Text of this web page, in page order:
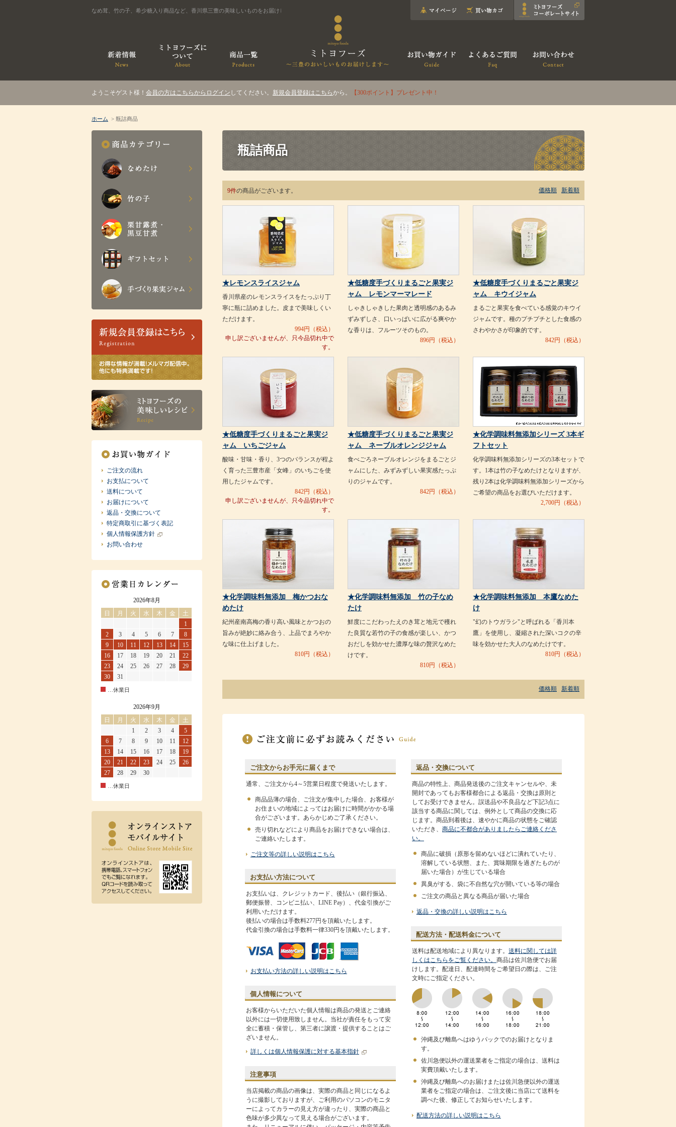
なめ茸、竹の子、希少糖入り商品など、香川県三豊の美味しいものをお届けします
ようこそゲスト様！ 会員の方はこちらからログイン してください。 新規会員登録はこちらから。 【300ポイント】プレゼント中！
ホーム > 瓶詰商品
ご注文の流れ
お支払について
送料について
お届けについて
返品・交換について
特定商取引に基づく表記
個人情報保護方針
お問い合わせ
2026年8月
日
月 火 水 木 金
土
1
2
3 4 5 6 7
8
9
10 11 12 13 14
15
16
17 18 19 20 21
22
23
24 25 26 27 28
29
30
31
…休業日
2026年9月
日
月 火 水 木 金
土
1
2 3 4
5
6
7 8 9 10 11
12
13
14 15 16 17 18
19
20
21 22 23 24 25
26
27
28 29 30
…休業日
瓶詰商品
9件の商品がございます。 価格順 新着順
★レモンスライスジャム
香川県産のレモンスライスをたっぷり丁
寧に瓶に詰めました。皮まで美味しくい
ただけます。
994円（税込）
申し訳ございませんが、只今品切れ中で
す。
★低糖度手づくりまるごと果実ジ
ャム レモンマーマレード
しゃきしゃきした果肉と透明感のあるみ
ずみずしさ、口いっぱいに広がる爽やか
な香りは、フルーツそのもの。
896円（税込）
★低糖度手づくりまるごと果実ジ
ャム キウイジャム
まるごと果実を食べている感覚のキウイ
ジャムです。種のプチプチとした食感の
さわやかさが印象的です。
842円（税込）
★低糖度手づくりまるごと果実ジ
ャム いちごジャム
酸味・甘味・香り、3つのバランスが程よ
く育った三豊市産「女峰」のいちごを使
用したジャムです。
842円（税込）
申し訳ございませんが、只今品切れ中で
す。
★低糖度手づくりまるごと果実ジ
ャム ネーブルオレンジジャム
食べごろネーブルオレンジをまるごとジ
ャムにした、みずみずしい果実感たっぷ
りのジャムです。
842円（税込）
★化学調味料無添加シリーズ 3本ギ
フトセット
化学調味料無添加シリーズの3本セットで
す。1本は竹の子なめたけとなりますが、
残り2本は化学調味料無添加シリーズから
ご希望の商品をお選びいただけます。
2,700円（税込）
★化学調味料無添加 梅かつおな
めたけ
紀州産南高梅の香り高い風味とかつおの
旨みが絶妙に絡み合う、上品でまろやか
な味に仕上げました。
810円（税込）
★化学調味料無添加 竹の子なめ
たけ
鮮度にこだわったえのき茸と地元で穫れ
た良質な若竹の子の食感が楽しい、かつ
おだしを効かせた濃厚な味の贅沢なめた
けです。
810円（税込）
★化学調味料無添加 本鷹なめた
け
"幻のトウガラシ"と呼ばれる「香川本
鷹」を使用し、凝縮された深いコクの辛
味を効かせた大人のなめたけです。
810円（税込）
価格順 新着順
ご注文からお手元に届くまで
通常、ご注文から4～5営業日程度で発送いたします。
商品品薄の場合、ご注文が集中した場合、お客様が
お住まいの地域によってはお届けに時間がかかる場
合がございます。あらかじめご了承ください。
売り切れなどにより商品をお届けできない場合は、
ご連絡いたします。
ご注文等の詳しい説明はこちら
お支払い方法について
お支払いは、クレジットカード、後払い（銀行振込、
郵便振替、コンビニ払い、LINE Pay）、代金引換がご
利用いただけます。
後払いの場合は手数料277円を頂戴いたします。
代金引換の場合は手数料一律330円を頂戴いたします。
お支払い方法の詳しい説明はこちら
個人情報について
お客様からいただいた個人情報は商品の発送とご連絡
以外には一切使用致しません。当社が責任をもって安
全に蓄積・保管し、第三者に譲渡・提供することはご
ざいません。
詳しくは個人情報保護に対する基本指針
注意事項
当店掲載の商品の画像は、実際の商品と同じになるよ
うに撮影しておりますが、ご利用のパソコンのモニタ
ーによってカラーの見え方が違ったり、実際の商品と
色味が多少異なって見える場合がございます。
返品・交換について
商品の特性上、商品発送後のご注文キャンセルや、未
開封であってもお客様都合による返品・交換は原則と
してお受けできません。誤送品や不良品など下記3点に
該当する商品に関しては、例外として商品の交換に応
じます。商品到着後は、速やかに商品の状態をご確認
いただき、 商品に不都合がありましたらご連絡くださ
い。
商品に破損（原形を留めないほどに潰れていたり、
溶解している状態、また、賞味期限を過ぎたものが
届いた場合）が生じている場合
異臭がする、袋に不自然な穴が開いている等の場合
ご注文の商品と異なる商品が届いた場合
返品・交換の詳しい説明はこちら
配送方法・配送料金について
送料は配送地域により異なります。 送料に関しては詳
しくはこちらをご覧ください。 商品は佐川急便でお届
けします。配達日、配達時間をご希望日の際は、ご注
文時にご指定ください。
沖縄及び離島へはゆうパックでのお届けとなりま
す。
佐川急便以外の運送業者をご指定の場合は、送料は
実費頂戴いたします。
沖縄及び離島へのお届けまたは佐川急便以外の運送
業者をご指定の場合は、ご注文後に当店にて送料を
調べた後、修正してお知らせいたします。
配送方法の詳しい説明はこちら